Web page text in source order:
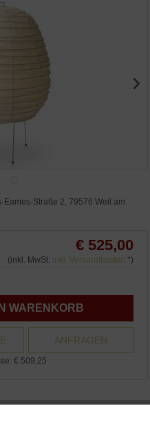
Eames-Straße 2, 79576 Weil am
€ 525,00
(inkl. MwSt. inkl. Versandkosten *)
WARENKORB
ANFRAGEN
€ 509,25